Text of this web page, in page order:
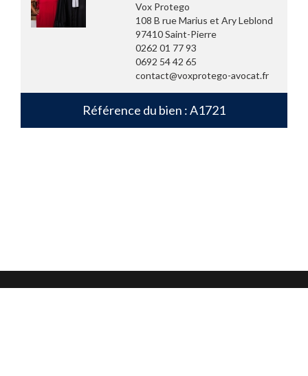
Vox Protego
108 B rue Marius et Ary Leblond
97410 Saint-Pierre
0262 01 77 93
0692 54 42 65
contact@voxprotego-avocat.fr
Référence du bien : A1721
Mentions légales